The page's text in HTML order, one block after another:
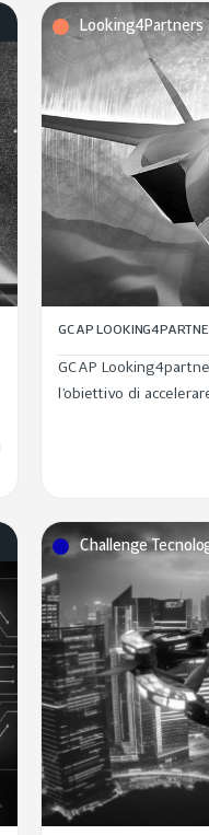
GCAP
GCAP
l’obiettivo di
Looking4Partners
Challenge